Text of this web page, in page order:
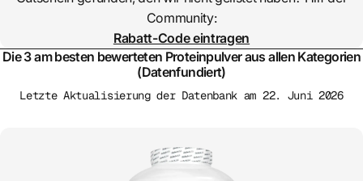
Community:
Rabatt-Code eintragen
Die 3 am besten bewerteten Proteinpulver aus allen Kategorien
(Datenfundiert)
Letzte Aktualisierung der Datenbank am 22. Juni 2026